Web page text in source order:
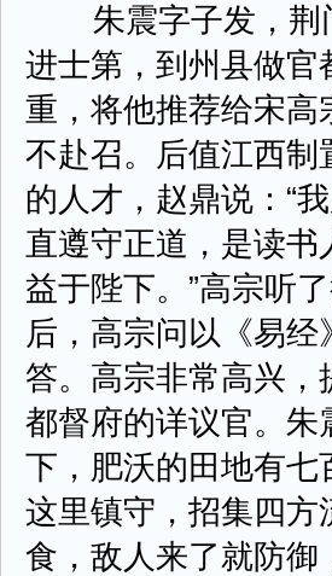
朱震字子发，荆
进士第，到州县做
重，将他推荐给宋
不赴召。后值江西
的人才，赵鼎说：“
直遵守正道，是读
益于陛下。”高宗听
后，高宗问以《易
答。高宗非常高兴
都督府的详议官。朱
下，肥沃的田地有
这里镇守，招集四
食，敌人来了就防